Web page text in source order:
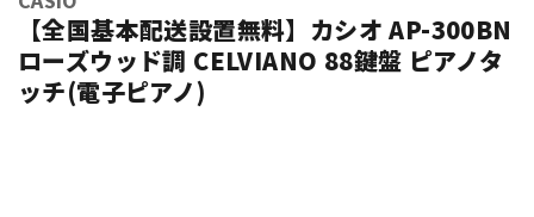
エレキギター
【全国基本配送設置無料】カシオ AP-300BN
ローズウッド調 CELVIANO 88鍵盤 ピアノタ
ッチ(電子ピアノ)